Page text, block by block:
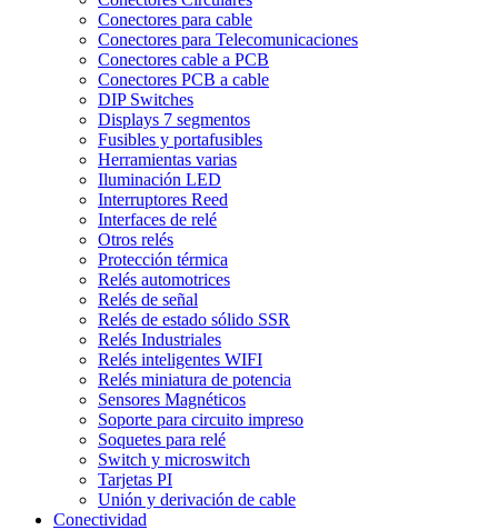
Conectores para cable
Conectores para Telecomunicaciones
Conectores cable a PCB
Conectores PCB a cable
DIP Switches
Displays 7 segmentos
Fusibles y portafusibles
Herramientas varias
Iluminación LED
Interruptores Reed
Interfaces de relé
Otros relés
Protección térmica
Relés automotrices
Relés de señal
Relés de estado sólido SSR
Relés Industriales
Relés inteligentes WIFI
Relés miniatura de potencia
Sensores Magnéticos
Soporte para circuito impreso
Soquetes para relé
Switch y microswitch
Tarjetas PI
Unión y derivación de cable
Conectividad